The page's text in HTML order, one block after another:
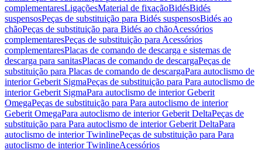
complementaresLigaçõesMaterial de fixaçãoBidésBidés
suspensosPeças de substituição para Bidés suspensosBidés ao
chãoPeças de substituição para Bidés ao chãoAcessórios
complementaresPeças de substituição para Acessórios
complementaresPlacas de comando de descarga e sistemas de
descarga para sanitasPlacas de comando de descargaPeças de
substituição para Placas de comando de descargaPara autoclismo de
interior Geberit SigmaPeças de substituição para Para autoclismo de
interior Geberit SigmaPara autoclismo de interior Geberit
OmegaPeças de substituição para Para autoclismo de interior
Geberit OmegaPara autoclismo de interior Geberit DeltaPeças de
substituição para Para autoclismo de interior Geberit DeltaPara
autoclismo de interior TwinlinePeças de substituição para Para
autoclismo de interior TwinlineAcessórios